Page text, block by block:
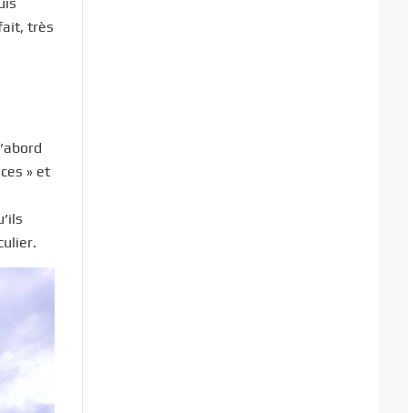
très
» et